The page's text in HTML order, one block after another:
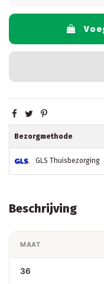
Bezorgmethode
GLS Thuisbezorging
Beschrijving
MAAT
36